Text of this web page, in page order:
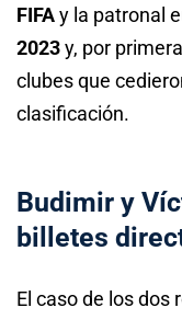
FIFAy la patronal
2023y, por
clubes que
clasificación.
Budimir y
billetes
El caso de los dos